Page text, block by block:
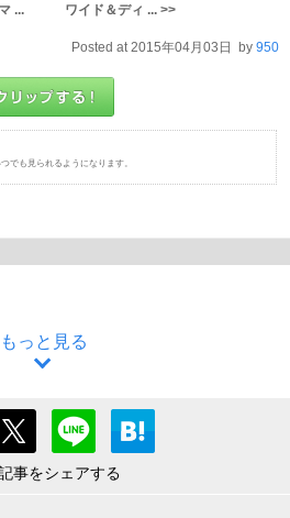
... ワイド＆ディ ... >>
Posted at 2015年04月03日 by 950
でも見られるようになります。
もっと見る
事をシェアする